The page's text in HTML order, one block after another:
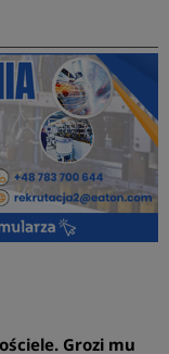
Grozi mu